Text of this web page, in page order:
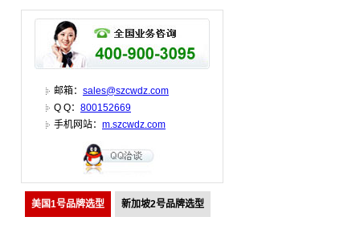
邮箱： sales@szcwdz.com
Q Q： 800152669
手机网站： m.szcwdz.com
美国1号品牌选型 新加坡2号品牌选型